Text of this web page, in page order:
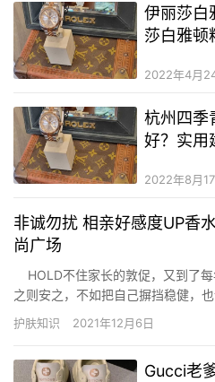
伊丽莎白
莎白雅顿
2022年4月
杭州四季
好？实用
2022年8月
非诚勿扰 相亲好感度UP香
尚广场
HOLD不住家长的敦促，又到了
之则安之，不如把自己摒挡稳健，
美妙恋爱！一款俘获王子心的香水
对你一闻倾心！ &…
护肤知识 2021年12月6日
Gucci老